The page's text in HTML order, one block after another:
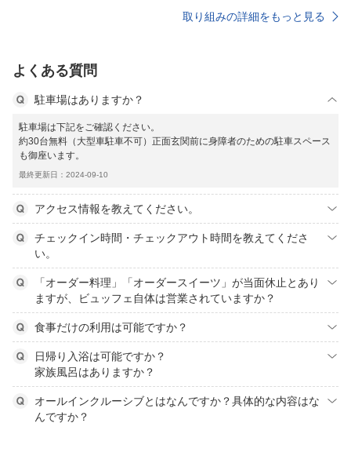
取り組みの詳細をもっと見る
よくある質問
駐車場はありますか？
駐車場は下記をご確認ください。
約30台無料（大型車駐車不可）正面玄関前に身障者のための駐車スペース
も御座います。
最終更新日：2024-09-10
アクセス情報を教えてください。
チェックイン時間・チェックアウト時間を教えてくださ
い。
「オーダー料理」「オーダースイーツ」が当面休止とあり
ますが、ビュッフェ自体は営業されていますか？
食事だけの利用は可能ですか？
日帰り入浴は可能ですか？
家族風呂はありますか？
オールインクルーシブとはなんですか？具体的な内容はな
んですか？